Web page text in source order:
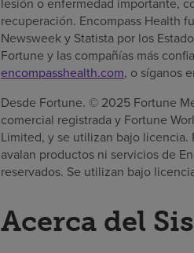
lesión o enfermedad importante,
recuperación. Encompass Health
Newsweek y Statista por los
Fortune y las compañías más
encompasshealth.com, o síganos
Desde Fortune. © 2025 Fortune
comercial registrada y Fortune
Limited, y se utilizan bajo licencia.
avalan productos ni servicios de
reservados. Se utilizan bajo
Acerca del